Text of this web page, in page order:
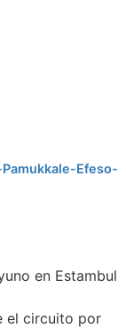
Efeso-
en Estambul
el circuito por